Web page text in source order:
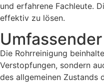
und erfahrene Fachleute.
effektiv zu lösen.
Die Rohrreinigung
Verstopfungen, sondern
des allgemeinen Zustands